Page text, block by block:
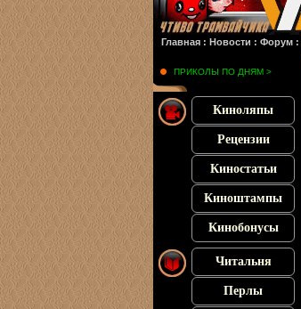
Главная : Новости : Форум :
ПРИКОЛЫ ПО ДНЯМ >
Киноляпы
Рецензии
Киностатьи
Киноштампы
Кинобонусы
Читальня
Перлы